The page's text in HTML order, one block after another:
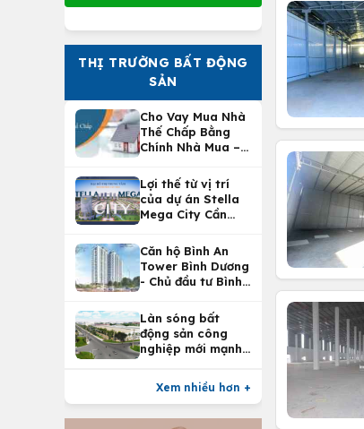
THỊ TRƯỜNG BẤT ĐỘNG
SẢN
Cho Vay Mua Nhà
Thế Chấp Bằng
Chính Nhà Mua –
Nhà Tại
Vietcombank
Lợi thế từ vị trí
của dự án Stella
Mega City Cần
Căn hộ Bình An
Tower Bình Dương
- Chủ đầu tư Bình
Làn sóng bất
động sản công
nghiệp mới mạnh
Xem nhiều hơn +